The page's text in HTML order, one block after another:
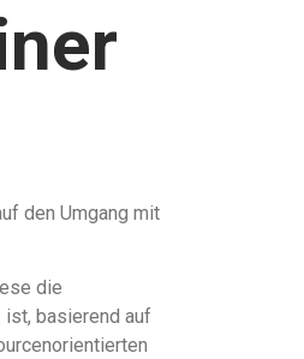
den Umgang mit
die
basierend auf